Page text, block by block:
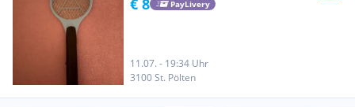
€ 8 PayLivery
11.07. - 19:34 Uhr
3100 St. Pölten